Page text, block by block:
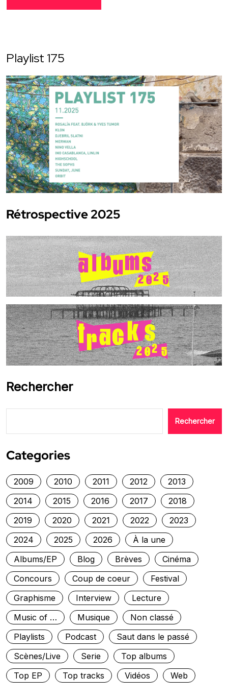
Playlist 175
Rétrospective 2025
Rechercher
Rechercher
Categories
2009 2010 2011 2012
2013
2014
2015 2016 2017
2018
2019
2020 2021 2022
2023
2024
2025 2026
À la une
Albums/EP
Blog Brèves
Cinéma
Concours
Coup de coeur
Festival
Graphisme
Interview
Lecture
Music of …
Musique
Non classé
Playlists
Podcast
Saut dans le passé
Scènes/Live
Serie
Top albums
Top EP
Top tracks Vidéos Web